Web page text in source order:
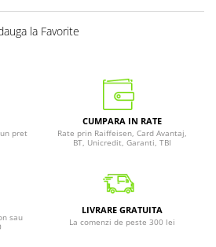
la Favorite
pret
CUMPARA IN RATE
Rate prin Raiffeisen, Card Avantaj,
BT, Unicredit, Garanti, TBI
sau
LIVRARE GRATUITA
La comenzi de peste 300 lei